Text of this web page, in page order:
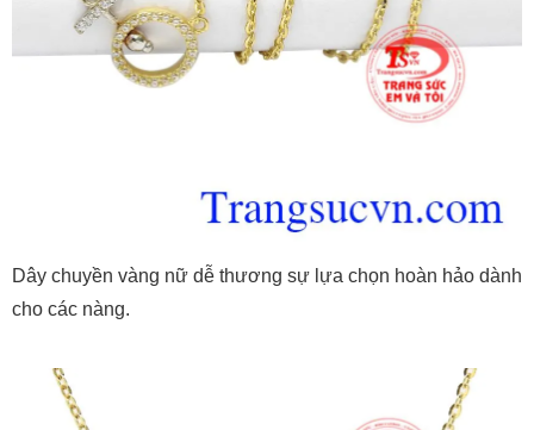
Dây chuyền vàng nữ dễ thương sự lựa chọn hoàn hảo dành
cho các nàng.